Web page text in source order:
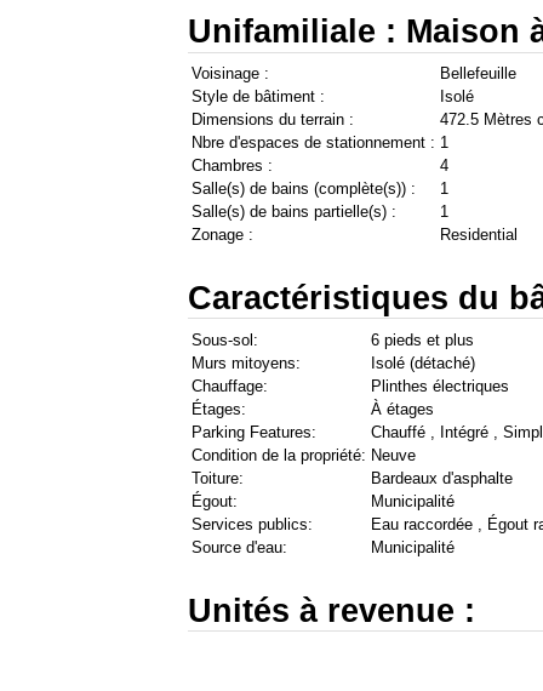
Unifamiliale : Maison
Voisinage :
Bellefeuille
Style de bâtiment :
Isolé
Dimensions du terrain :
472.5 Mètres
Nbre d'espaces de stationnement : 1
Chambres :
4
Salle(s) de bains (complète(s)) :
1
Salle(s) de bains partielle(s) :
1
Zonage :
Residential
Caractéristiques du
Sous-sol:
6 pieds et plus
Murs mitoyens:
Isolé (détaché)
Chauffage:
Plinthes électriques
Étages:
À étages
Parking Features:
Chauffé , Intégré ,
Condition de la propriété: Neuve
Toiture:
Bardeaux d'asphalte
Égout:
Municipalité
Services publics:
Eau raccordée , Égout
Source d'eau:
Municipalité
Unités à revenue :